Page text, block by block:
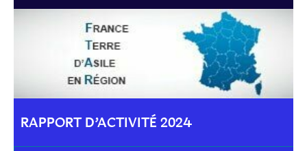
RAPPORT D’ACTIVITÉ 2024